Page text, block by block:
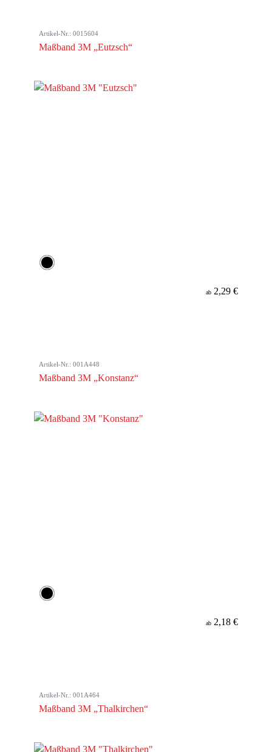
Artikel-Nr.: 0015604
Maßband 3M „Eutzsch“
ab 2,29 €
Artikel-Nr.: 001A448
Maßband 3M „Konstanz“
ab 2,18 €
Artikel-Nr.: 001A464
Maßband 3M „Thalkirchen“